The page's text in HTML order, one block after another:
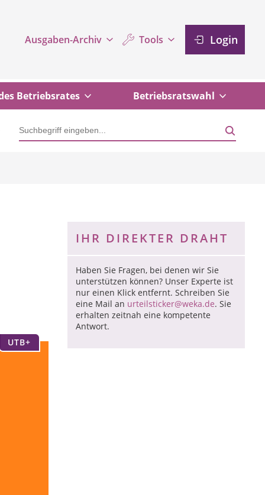
Ausgaben-Archiv Tools Login
Betriebsrates Betriebsratswahl
UTB+
IHR DIREKTER DRAHT
Haben Sie Fragen, bei denen wir Sie
unterstützen können? Unser Experte ist
nur einen Klick entfernt. Schreiben Sie
eine Mail an urteilsticker@weka.de. Sie
erhalten zeitnah eine kompetente
Antwort.